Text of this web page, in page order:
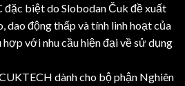
đặc biệt do Slobodan Čuk đề xuất
dao động thấp và tính linh hoạt của
hợp với nhu cầu hiện đại về sử dụng
dành cho bộ phận Nghiên